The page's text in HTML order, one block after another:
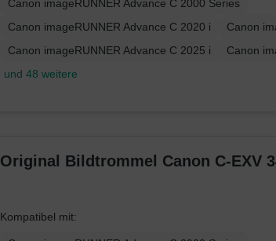
Canon imageRUNNER Advance C 2000 Series
Canon imageRUNNER Advance C 2020 i
Canon
Canon imageRUNNER Advance C 2025 i
Canon
und 48 weitere
Original Bildtrommel Canon C-EXV
Kompatibel mit: